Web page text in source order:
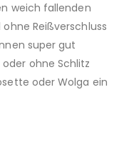
weich fallenden
Reißverschluss
super gut
ohne Schlitz
oder Wolga ein